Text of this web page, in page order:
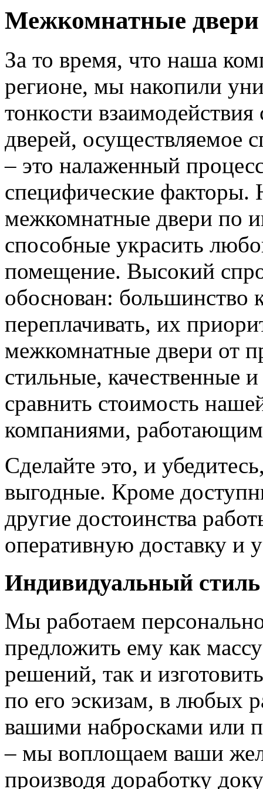
Межкомнатные двери
За то время, что наша
регионе, мы накопили
тонкости
дверей, осуществляемое
– это налаженный
специфические
межкомнатные двери по
способные украсить
помещение. Высокий
обоснован: большинство
переплачивать, их
межкомнатные двери от
стильные, качественные
сравнить стоимость
компаниями,
Сделайте это, и
выгодные. Кроме
другие достоинства
оперативную доставку и
Индивидуальный стиль
Мы работаем
предложить ему как
решений, так и
по его эскизам, в любых
вашими набросками или
– мы воплощаем ваши
производя доработку